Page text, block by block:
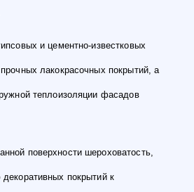
и цементно-известковых
лакокрасочных покрытий, а
теплоизоляции фасадов
поверхности шероховатость,
покрытий к